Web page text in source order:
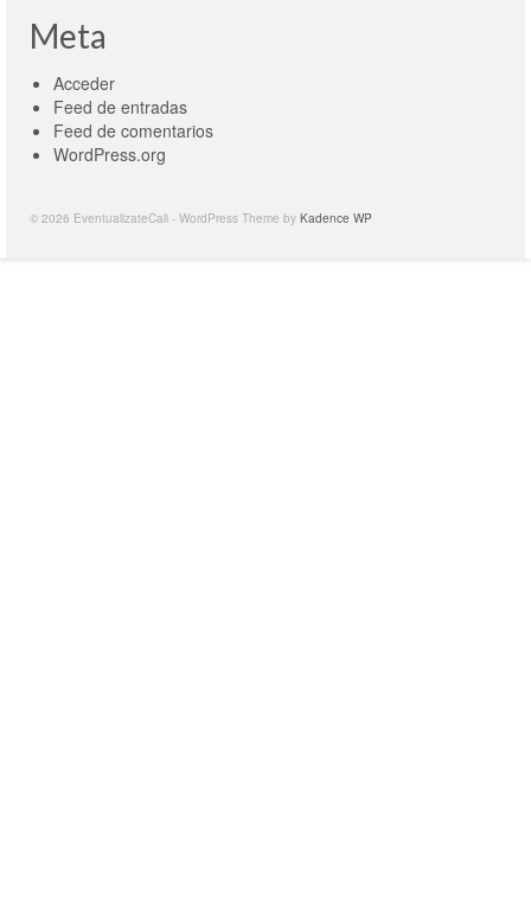
Meta
Acceder
Feed de entradas
Feed de comentarios
WordPress.org
© 2026 EventualizateCali - WordPress Theme by Kadence WP